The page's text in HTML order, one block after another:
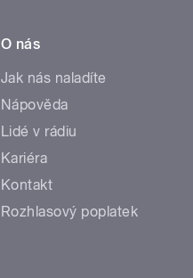
O nás
Jak nás naladíte
Nápověda
Lidé v rádiu
Kariéra
Kontakt
Rozhlasový poplatek